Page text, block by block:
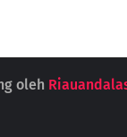
oleh